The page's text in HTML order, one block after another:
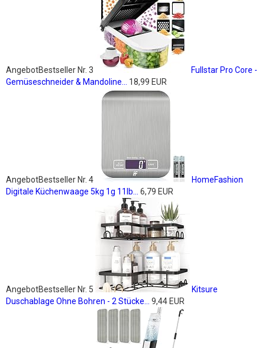
AngebotBestseller Nr. 3
Fullstar Pro Core -
Gemüseschneider & Mandoline...
18,99 EUR
AngebotBestseller Nr. 4
HomeFashion
Digitale Küchenwaage 5kg 1g 11lb...
6,79 EUR
AngebotBestseller Nr. 5
Kitsure
Duschablage Ohne Bohren - 2 Stücke...
9,44 EUR